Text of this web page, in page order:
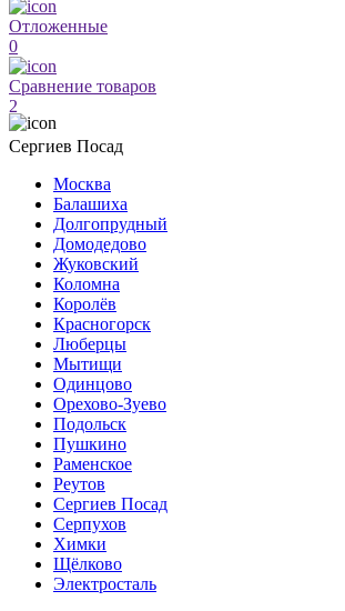
Отложенные
0
Сравнение товаров
2
Сергиев Посад
Москва
Балашиха
Долгопрудный
Домодедово
Жуковский
Коломна
Королёв
Красногорск
Люберцы
Мытищи
Одинцово
Орехово-Зуево
Подольск
Пушкино
Раменское
Реутов
Сергиев Посад
Серпухов
Химки
Щёлково
Электросталь